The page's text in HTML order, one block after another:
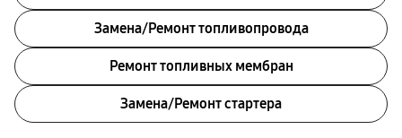
Замена/Pемонт топливопровода
Ремонт топливных мембран
Замена/Pемонт стартера